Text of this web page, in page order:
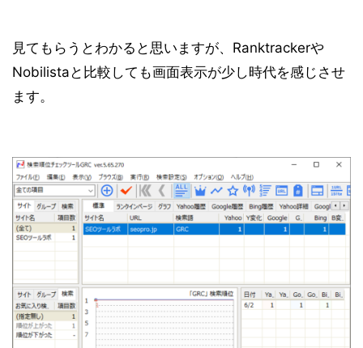
見てもらうとわかると思いますが、Ranktrackerや
Nobilistaと比較しても画面表示が少し時代を感じさせ
ます。